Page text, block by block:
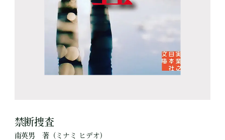
禁断捜査
南英男 著（ミナミ ヒデオ）